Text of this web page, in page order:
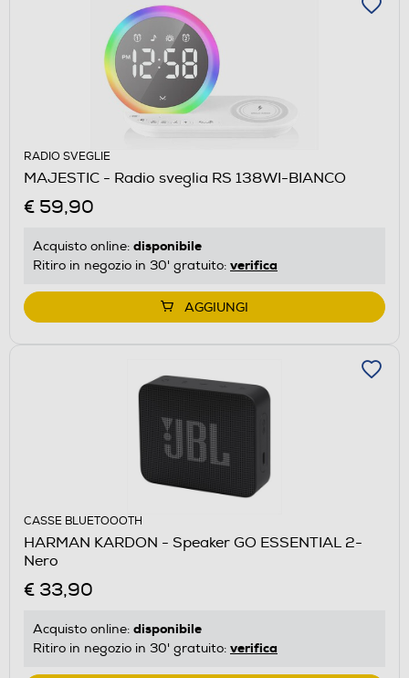
RADIO SVEGLIE
MAJESTIC - Radio sveglia RS 138WI-BIANCO
€ 59,90
Acquisto online: disponibile
Ritiro in negozio in 30' gratuito: verifica
AGGIUNGI
CASSE BLUETOOOTH
HARMAN KARDON - Speaker GO ESSENTIAL 2-
Nero
€ 33,90
Acquisto online: disponibile
Ritiro in negozio in 30' gratuito: verifica